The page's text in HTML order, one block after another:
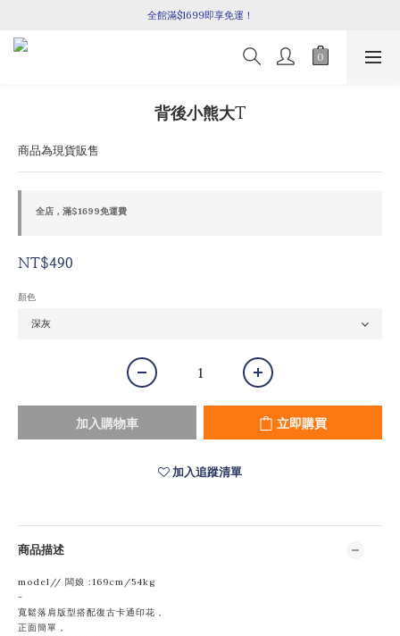
全館滿$1699即享免運！
全館滿$1699即享免運！
快加入line官方好友,領取限定購物金100元喔🎉
背後小熊大T
商品為現貨販售
全店，滿$1699免運費
NT$490
顏色
加入購物車 立即購買
加入追蹤清單
商品描述
model// 闆娘 :169cm/54kg
-
寬鬆落肩版型搭配復古卡通印花，
正面簡單，